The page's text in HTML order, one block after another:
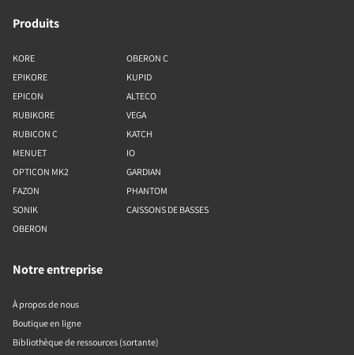
Produits
KORE
EPIKORE
EPICON
RUBIKORE
RUBICON C
MENUET
OPTICON MK2
FAZON
SONIK
OBERON
OBERON C
KUPID
ALTECO
VEGA
KATCH
IO
GARDIAN
PHANTOM
CAISSONS DE BASSES
Notre entreprise
À propos de nous
Boutique en ligne
Bibliothèque de ressources (sortante)